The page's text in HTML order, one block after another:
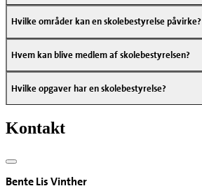
Hvilke områder kan en skolebestyrelse påvirke?
Hvem kan blive medlem af skolebestyrelsen?
Hvilke opgaver har en skolebestyrelse?
Kontakt
Bente Lis Vinther